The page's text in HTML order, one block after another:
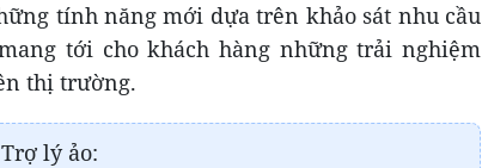
tính năng mới dựa trên khảo sát nhu cầu
tới cho khách hàng những trải nghiệm
thị trường.
lý ảo: